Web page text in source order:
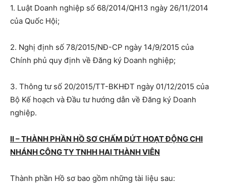
1. Luật Doanh nghiệp số 68/2014/QH13 ngày 26/11/2014
của Quốc Hội;
2. Nghị định số 78/2015/NĐ-CP ngày 14/9/2015 của
Chính phủ quy định về Đăng ký Doanh nghiệp;
3. Thông tư số 20/2015/TT-BKHĐT ngày 01/12/2015 của
Bộ Kế hoạch và Đầu tư hướng dẫn về Đăng ký Doanh
nghiệp.
II – THÀNH PHẦN HỒ SƠ CHẤM DỨT HOẠT ĐỘNG CHI
NHÁNH CÔNG TY TNHH HAI THÀNH VIÊN
Thành phần Hồ sơ bao gồm những tài liệu sau: